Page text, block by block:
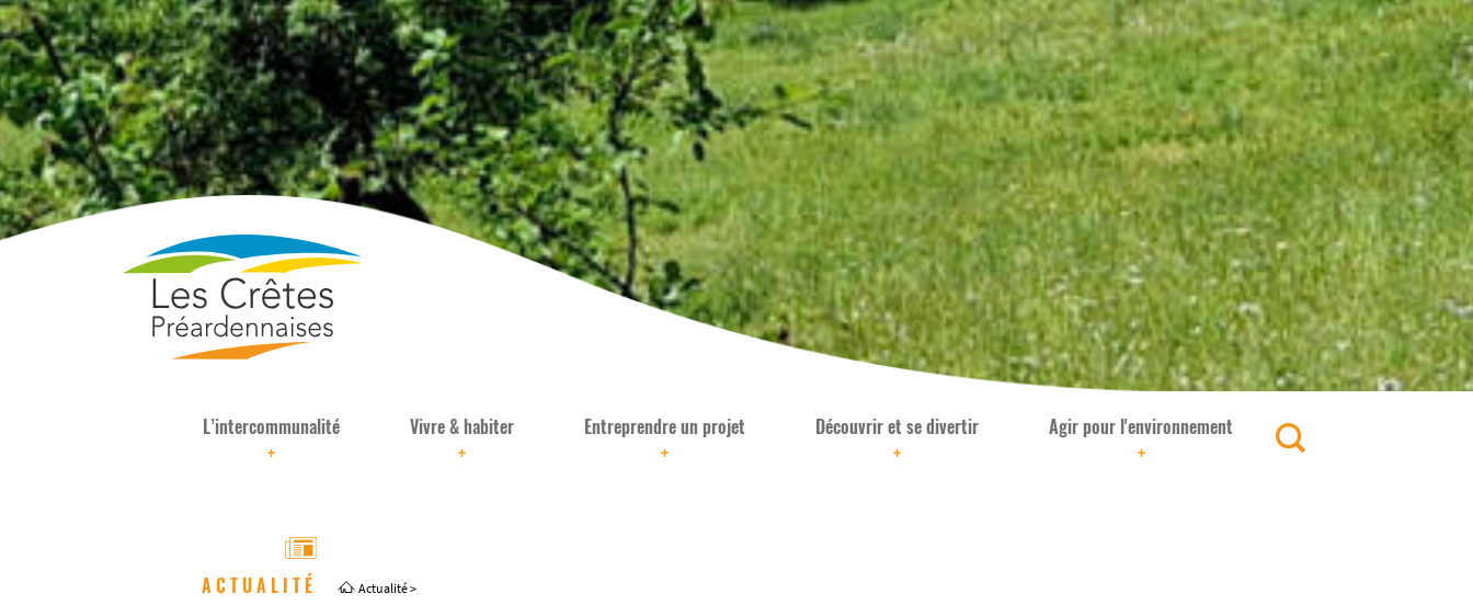
+
L’intercommunalité
+
Vivre & habiter
+
Entreprendre un projet
+
Découvrir et se divertir
+
Agir pour l'environnement
ACTUALITÉ Actualité>